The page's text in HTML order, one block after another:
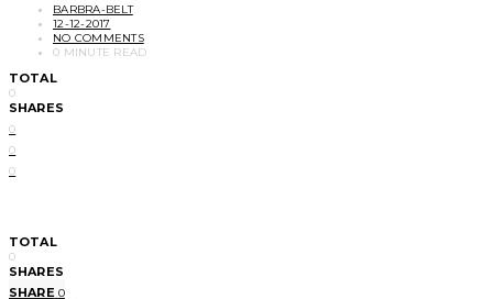
BARBRA-BELT
12-12-2017
NO COMMENTS
0 MINUTE READ
TOTAL
0
SHARES
0
0
0
TOTAL
0
SHARES
SHARE 0